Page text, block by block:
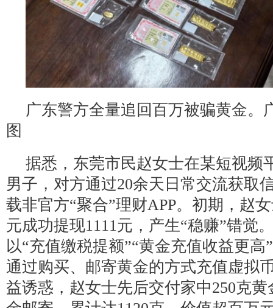
广东警方全量追回百万被骗黄金。
图
据悉，东莞市民赵女士在某短视频
男子，对方通过20余天日常交流获取
载非官方“聚合”理财APP。初期，赵
元成功提现1111元，产生“稳赚”错觉
以“充值缴税提额”“黄金充值收益更高
通过购买、邮寄黄金的方式充值虚拟
益诱惑，赵女士先后交付家中250克